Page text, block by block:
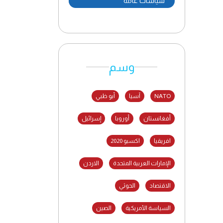
وسم
NATO آسيا أبو ظبي
أفغانستان أوروبا إسرائيل
افريقيا اكسبو 2020
الإمارات العربية المتحدة الاردن
الاقتصاد الحوثي
السياسة الأمريكية الصين